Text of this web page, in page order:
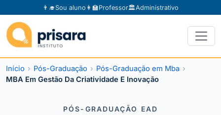
👨‍🎓Sou aluno 👩‍🏫Professor🏛️Administrativo
Início Pós-Graduação
Pós-Graduação em Mba
MBA Em Gestão Da Criatividade E Inovação
PÓS-GRADUAÇÃO EAD